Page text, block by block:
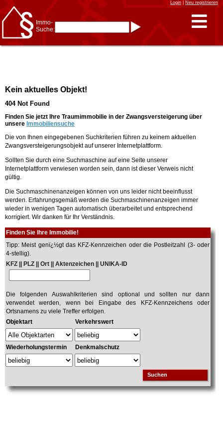
Login| Neu registrieren
Immo-
Suche:
* Suche verfeinern durch
Kombinieren
Frankfurt/Oder
am Main
Immobiliensuche
nach Kreis
nach Amtsgericht
Kein aktuelles Objekt!
404 Not Found
Finden Sie jetzt Ihre Traumimmobilie in der Zwangsversteigerung über
unsere Immobiliensuche
Die von Ihnen eingegebenen Suchkriterien führen zu keinem aktuellen
Zwangsversteigerungsobjekt auf unserer Internetplattform.
Sollten Sie durch eine Suchmaschine auf eine Seite unserer
Internetplattform verwiesen worden sein, dann ist dieser Verweis nicht
gültig.
Die Suchmaschinenanzeigen können von uns leider nicht beeinflusst
werden. Erfahrungsgemäß werden die Suchmaschinenanzeigen immer
wieder in wenigen Tagen automatisch überarbeitet und entsprechend
korrigiert. Wir danken für Ihr Verständnis.
Finden Sie Ihre Immobilie!
Tipp: Meist genï¿½gt das KFZ-Kennzeichen oder die Postleitzahl (3- oder
4-stellig).
KFZ || PLZ || Ort || Aktenzeichen || UNIKA-ID
Die folgenden Auswahlkriterien sind optional und sollten nur dann
verwendet werden, wenn bei Eingabe des KFZ-Kennzeichens oder
Ortsnamens zu viele Treffer erfolgen.
Objektart
Verkehrswert
Wiederholungstermin Denkmalschutz
Suchen